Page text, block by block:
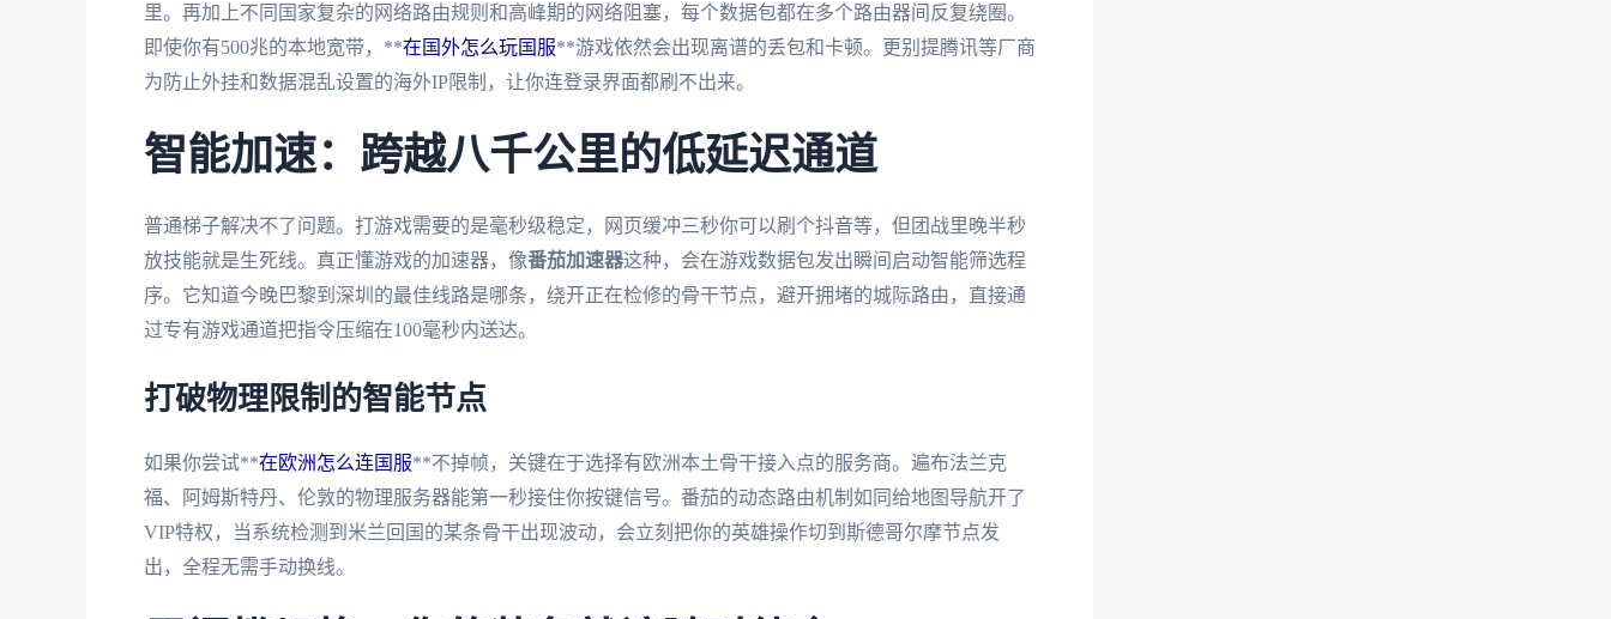
里。再加上不同国家复杂的网络路由规则和高峰期的网络阻塞，每个数据包都在多个路由器间反复绕圈。
即使你有500兆的本地宽带，**在国外怎么玩国服**游戏依然会出现离谱的丢包和卡顿。更别提腾讯等厂商
为防止外挂和数据混乱设置的海外IP限制，让你连登录界面都刷不出来。
智能加速：跨越八千公里的低延迟通道
普通梯子解决不了问题。打游戏需要的是毫秒级稳定，网页缓冲三秒你可以刷个抖音等，但团战里晚半秒
放技能就是生死线。真正懂游戏的加速器，像番茄加速器这种，会在游戏数据包发出瞬间启动智能筛选程
序。它知道今晚巴黎到深圳的最佳线路是哪条，绕开正在检修的骨干节点，避开拥堵的城际路由，直接通
过专有游戏通道把指令压缩在100毫秒内送达。
打破物理限制的智能节点
如果你尝试**在欧洲怎么连国服**不掉帧，关键在于选择有欧洲本土骨干接入点的服务商。遍布法兰克
福、阿姆斯特丹、伦敦的物理服务器能第一秒接住你按键信号。番茄的动态路由机制如同给地图导航开了
VIP特权，当系统检测到米兰回国的某条骨干出现波动，会立刻把你的英雄操作切到斯德哥尔摩节点发
出，全程无需手动换线。